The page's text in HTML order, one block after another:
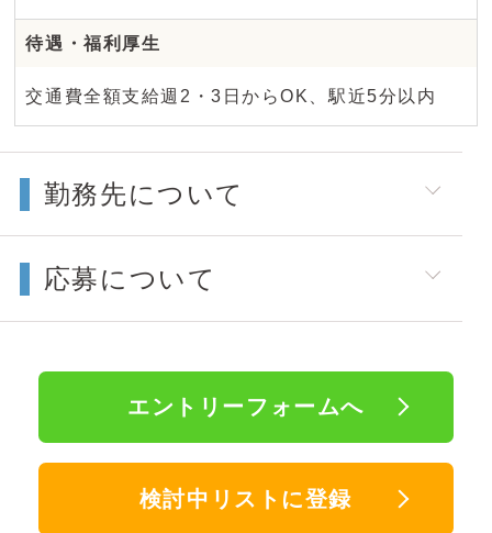
待遇・福利厚生
交通費全額支給週2・3日からOK、駅近5分以内
勤務先について
応募について
エントリーフォームへ
検討中リストに登録